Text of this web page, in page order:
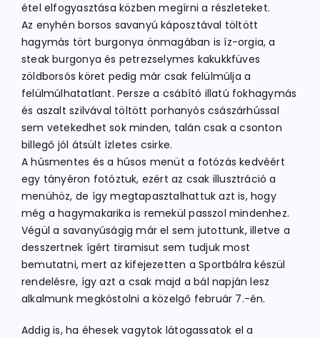
étel elfogyasztása közben megírni a részleteket.
Az enyhén borsos savanyú káposztával töltött
hagymás tört burgonya önmagában is íz-orgia, a
steak burgonya és petrezselymes kakukkfüves
zöldborsós köret pedig már csak felülmúlja a
felülmúlhatatlant. Persze a csábító illatú fokhagymás
és aszalt szilvával töltött porhanyós császárhússal
sem vetekedhet sok minden, talán csak a csonton
billegő jól átsült ízletes csirke.
A húsmentes és a húsos menüt a fotózás kedvéért
egy tányéron fotóztuk, ezért az csak illusztráció a
menühöz, de így megtapasztalhattuk azt is, hogy
még a hagymakarika is remekül passzol mindenhez.
Végül a savanyúságig már el sem jutottunk, illetve a
desszertnek ígért tiramisut sem tudjuk most
bemutatni, mert az kifejezetten a Sportbálra készül
rendelésre, így azt a csak majd a bál napján lesz
alkalmunk megkóstolni a közelgő február 7.-én.
Addig is, ha éhesek vagytok látogassatok el a